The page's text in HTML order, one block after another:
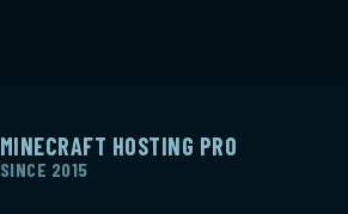
MINECRAFT HOSTING PRO
SINCE 2015